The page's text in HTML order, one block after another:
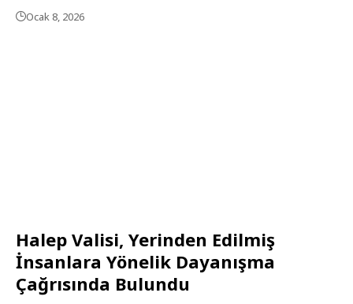
Ocak 8, 2026
Halep Valisi, Yerinden Edilmiş
İnsanlara Yönelik Dayanışma
Çağrısında Bulundu